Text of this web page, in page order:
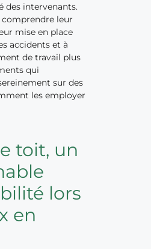
des intervenants.
leur
mise en place
accidents et à
de travail plus
qui
sur des
les employer
toit, un
lors
en